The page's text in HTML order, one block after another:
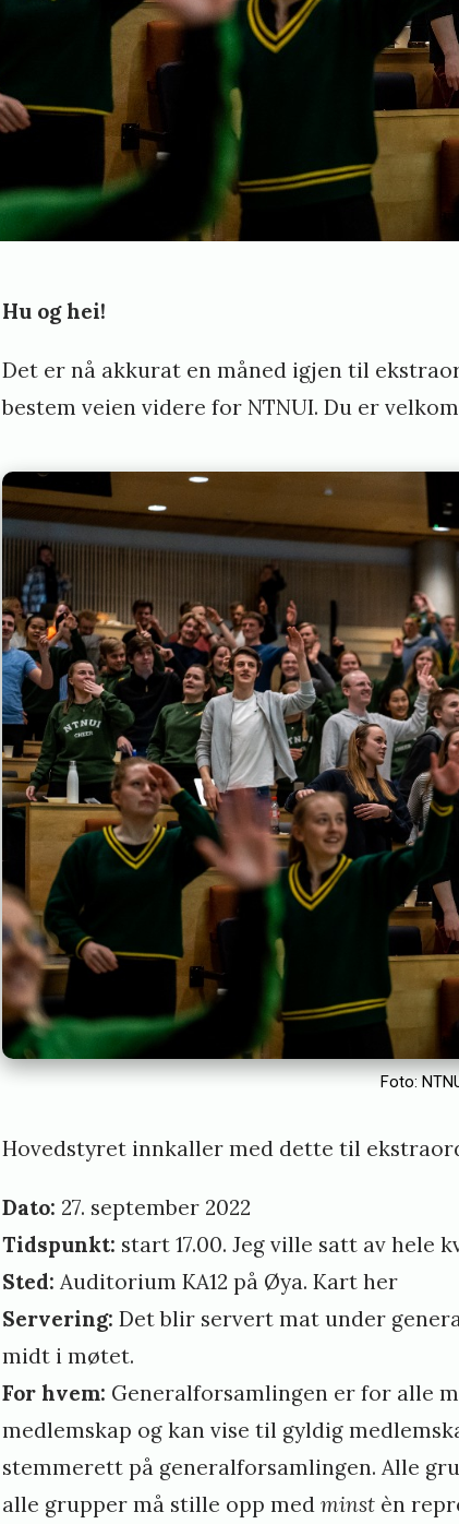
Hu og hei!
Det er nå akkurat en måned igjen til
bestem veien videre for NTNUI. Du er
Foto:
Hovedstyret innkaller med dette til
Dato: 27. september 2022
Tidspunkt: start 17.00. Jeg ville satt av hele
Sted: Auditorium KA12 på Øya. Kart her
Servering: Det blir servert mat under
midt i møtet.
For hvem: Generalforsamlingen er for alle
medlemskap og kan vise til gyldig
stemmerett på generalforsamlingen. Alle
alle grupper må stille opp med minst èn